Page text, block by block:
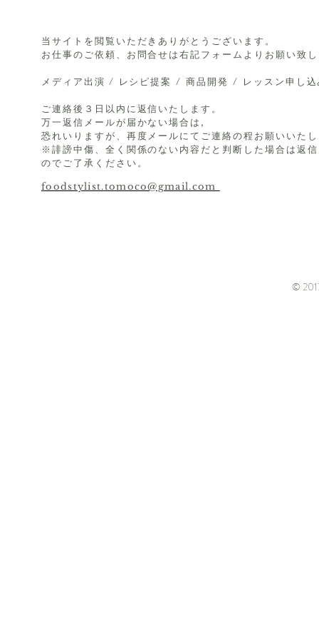
foodstylist.tomoco@gmail.com
当サイトを閲覧いただきありがとうございます。
お仕事のご依頼、お問合せは右記フォームよりお願い致
メディア出演 / レシピ提案 / 商品開発 / レッスン申し
ご連絡後３日以内に返信いたします。
万一返信メールが届かない場合は,
恐れいりますが、再度メールにてご連絡の程お願いいた
※誹謗中傷、全く関係のない内容だと判断した場合は返
のでご了承ください。
©